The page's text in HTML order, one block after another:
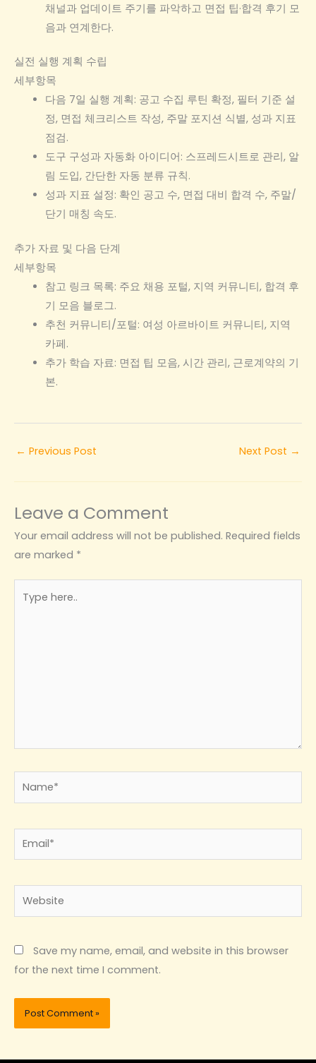
채널과 업데이트 주기를 파악하고 면접 팁·합격 후기 모
음과 연계한다.
실전 실행 계획 수립
세부항목
다음 7일 실행 계획: 공고 수집 루틴 확정, 필터 기준 설
정, 면접 체크리스트 작성, 주말 포지션 식별, 성과 지표
점검.
도구 구성과 자동화 아이디어: 스프레드시트로 관리, 알
림 도입, 간단한 자동 분류 규칙.
성과 지표 설정: 확인 공고 수, 면접 대비 합격 수, 주말/
단기 매칭 속도.
추가 자료 및 다음 단계
세부항목
참고 링크 목록: 주요 채용 포털, 지역 커뮤니티, 합격 후
기 모음 블로그.
추천 커뮤니티/포털: 여성 아르바이트 커뮤니티, 지역
카페.
추가 학습 자료: 면접 팁 모음, 시간 관리, 근로계약의 기
본.
← Previous Post Next Post →
Leave a Comment
Your email address will not be published. Required fields
are marked *
here..
Name*
Email*
Website
Save my name, email, and website in this browser
for the next time I comment.